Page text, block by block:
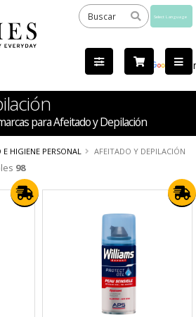
by
para Afeitado y Depilación
E HIGIENE PERSONAL AFEITADO Y DEPILACIÓN
98